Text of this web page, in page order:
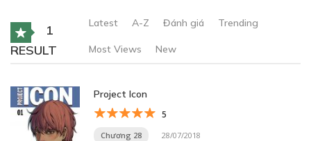
1
RESULT
Latest A-Z Đánh giá Trending
Most Views New
Project Icon
5
Chương 28 28/07/2018